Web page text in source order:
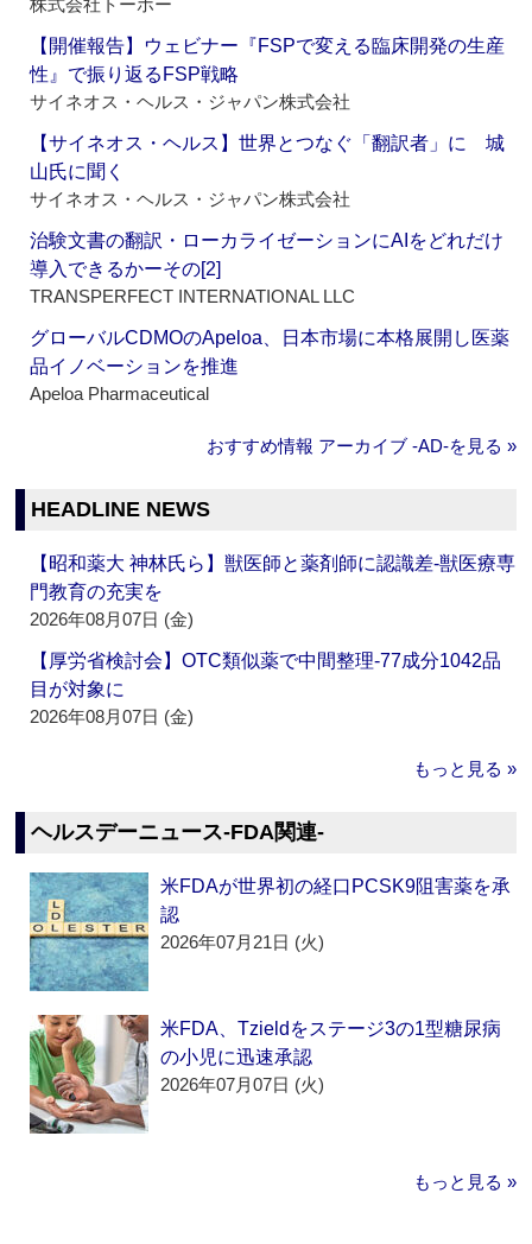
株式会社トーホー
【開催報告】ウェビナー『FSPで変える臨床開発の生産
性』で振り返るFSP戦略
サイネオス・ヘルス・ジャパン株式会社
【サイネオス・ヘルス】世界とつなぐ「翻訳者」に 城
山氏に聞く
サイネオス・ヘルス・ジャパン株式会社
治験文書の翻訳・ローカライゼーションにAIをどれだけ
導入できるかーその[2]
TRANSPERFECT INTERNATIONAL LLC
グローバルCDMOのApeloa、日本市場に本格展開し医薬
品イノベーションを推進
Apeloa Pharmaceutical
おすすめ情報 アーカイブ ‐AD‐を見る »
HEADLINE NEWS
【昭和薬大 神林氏ら】獣医師と薬剤師に認識差‐獣医療専
門教育の充実を
2026年08月07日 (金)
【厚労省検討会】OTC類似薬で中間整理‐77成分1042品
目が対象に
2026年08月07日 (金)
もっと見る »
ヘルスデーニュース‐FDA関連‐
米FDAが世界初の経口PCSK9阻害薬を承
認
2026年07月21日 (火)
米FDA、Tzieldをステージ3の1型糖尿病
の小児に迅速承認
2026年07月07日 (火)
もっと見る »